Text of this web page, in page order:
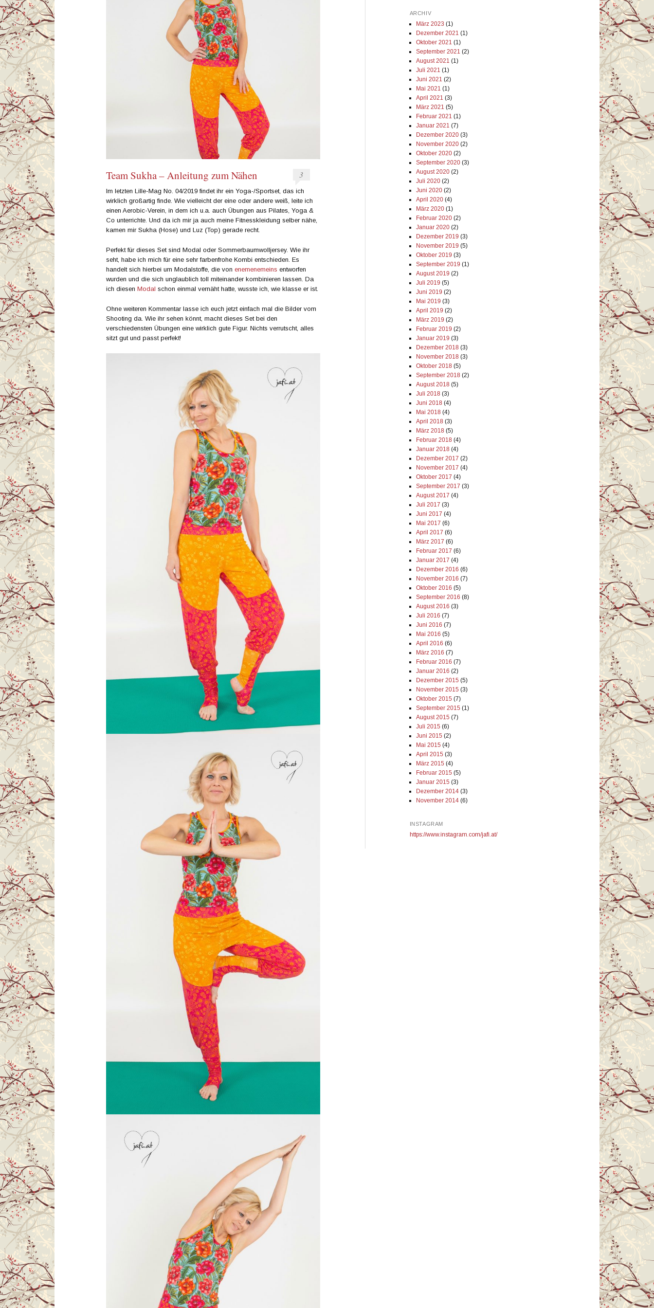
Team Sukha – Anleitung zum Nähen 3
Im letzten Lille-Mag No. 04/2019 findet ihr ein Yoga-/Sportset, das ich
wirklich großartig finde. Wie vielleicht der eine oder andere weiß, leite ich
einen Aerobic-Verein, in dem ich u.a. auch Übungen aus Pilates, Yoga &
Co unterrichte. Und da ich mir ja auch meine Fitnesskleidung selber nähe,
kamen mir Sukha (Hose) und Luz (Top) gerade recht.
Perfekt für dieses Set sind Modal oder Sommerbaumwolljersey. Wie ihr
seht, habe ich mich für eine sehr farbenfrohe Kombi entschieden. Es
handelt sich hierbei um Modalstoffe, die von enemenemeins entworfen
wurden und die sich unglaublich toll miteinander kombinieren lassen. Da
ich diesen Modal schon einmal vernäht hatte, wusste ich, wie klasse er ist.
Ohne weiteren Kommentar lasse ich euch jetzt einfach mal die Bilder vom
Shooting da. Wie ihr sehen könnt, macht dieses Set bei den
verschiedensten Übungen eine wirklich gute Figur. Nichts verrutscht, alles
sitzt gut und passt perfekt!
ARCHIV
März 2023 (1)
Dezember 2021 (1)
Oktober 2021 (1)
September 2021 (2)
August 2021 (1)
Juli 2021 (1)
Juni 2021 (2)
Mai 2021 (1)
April 2021 (3)
März 2021 (5)
Februar 2021 (1)
Januar 2021 (7)
Dezember 2020(3)
November 2020(2)
Oktober 2020(2)
September 2020(3)
August 2020(2)
Juli 2020(2)
Juni 2020(2)
April 2020(4)
März 2020(1)
Februar 2020(2)
Januar 2020(2)
Dezember 2019 (3)
November 2019 (5)
Oktober 2019 (3)
September 2019 (1)
August 2019 (2)
Juli 2019 (5)
Juni 2019 (2)
Mai 2019 (3)
April 2019 (2)
März 2019 (2)
Februar 2019 (2)
Januar 2019 (3)
Dezember 2018(3)
November 2018(3)
Oktober 2018(5)
September 2018(2)
August 2018(5)
Juli 2018(3)
Juni 2018(4)
Mai 2018(4)
April 2018(3)
März 2018(5)
Februar 2018(4)
Januar 2018(4)
Dezember 2017 (2)
November 2017 (4)
Oktober 2017 (4)
September 2017 (3)
August 2017 (4)
Juli 2017 (3)
Juni 2017 (4)
Mai 2017 (6)
April 2017 (6)
März 2017 (6)
Februar 2017 (6)
Januar 2017 (4)
Dezember 2016 (6)
November 2016 (7)
Oktober 2016 (5)
September 2016 (8)
August 2016 (3)
Juli 2016 (7)
Juni 2016 (7)
Mai 2016 (5)
April 2016 (6)
März 2016 (7)
Februar 2016 (7)
Januar 2016 (2)
Dezember 2015 (5)
November 2015 (3)
Oktober 2015 (7)
September 2015 (1)
August 2015 (7)
Juli 2015 (6)
Juni 2015 (2)
Mai 2015 (4)
April 2015 (3)
März 2015 (4)
Februar 2015 (5)
Januar 2015 (3)
Dezember 2014(3)
November 2014(6)
INSTAGRAM
https://www.instagram.com/jafi.at/